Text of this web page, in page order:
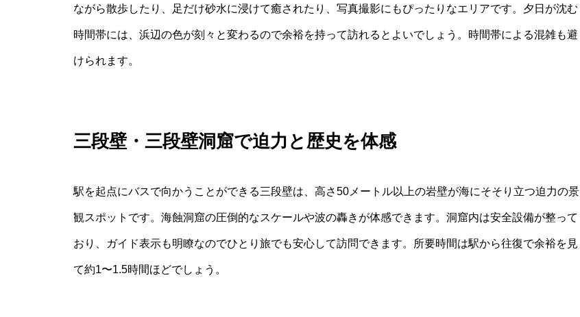
ながら散歩したり、足だけ砂水に浸けて癒されたり、写真撮影にもぴったりなエリアです。夕日が沈む
時間帯には、浜辺の色が刻々と変わるので余裕を持って訪れるとよいでしょう。時間帯による混雑も避
けられます。
三段壁・三段壁洞窟で迫力と歴史を体感
駅を起点にバスで向かうことができる三段壁は、高さ50メートル以上の岩壁が海にそそり立つ迫力の景
観スポットです。海蝕洞窟の圧倒的なスケールや波の轟きが体感できます。洞窟内は安全設備が整って
おり、ガイド表示も明瞭なのでひとり旅でも安心して訪問できます。所要時間は駅から往復で余裕を見
て約1〜1.5時間ほどでしょう。